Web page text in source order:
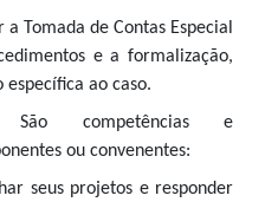
Tomada de Contas Especial
e a formalização,
ao caso.
competências e
ou convenentes:
seus projetos e responder